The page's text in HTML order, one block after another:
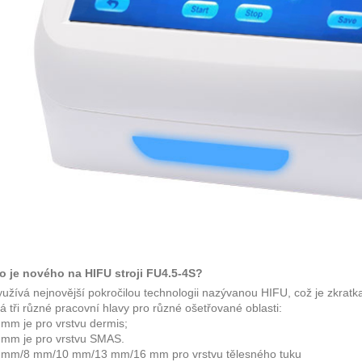
je nového na HIFU stroji FU4.5-4S?
nejnovější pokročilou technologii nazývanou HIFU, což je
tři různé pracovní hlavy pro různé ošetřované oblasti:
je pro vrstvu dermis;
je pro vrstvu SMAS.
8 mm/10 mm/13 mm/16 mm pro vrstvu tělesného tuku